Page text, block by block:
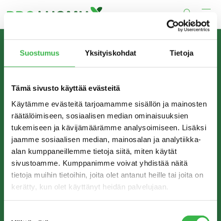
Suostumus Yksityiskohdat Tietoja
Tämä sivusto käyttää evästeitä
Käytämme evästeitä tarjoamamme sisällön ja mainosten
räätälöimiseen, sosiaalisen median ominaisuuksien
tukemiseen ja kävijämäärämme analysoimiseen. Lisäksi
jaamme sosiaalisen median, mainosalan ja analytiikka-
alan kumppaneillemme tietoja siitä, miten käytät
sivustoamme. Kumppanimme voivat yhdistää näitä
tietoja muihin tietoihin, joita olet antanut heille tai joita on
kerätty, kun olet käyttänyt heidän palvelujaan.
content
edistää luomun tuotantoa ja kulutusta Suomessa.
YHTEYSTIEDOT